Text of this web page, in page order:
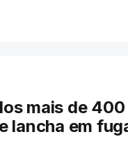
mais de
lancha em